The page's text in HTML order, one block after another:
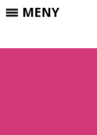
Skip to Content
MENY